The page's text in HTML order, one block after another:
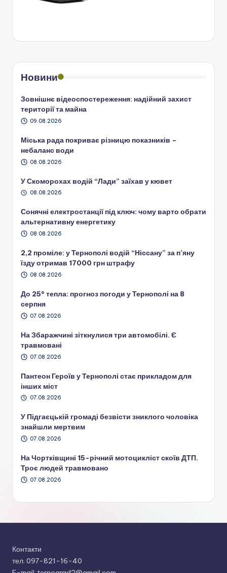
Новини
Зовнішнє відеоспостереження: надійний захист
території та майна
09.08.2026
Міська рада покриває різницю показників –
небаланс води
08.08.2026
У Скоморохах водій “Лади” заїхав у кювет
08.08.2026
Сонячні електростанції під ключ: чому варто обрати
альтернативну енергетику
08.08.2026
2,2 проміле: у Тернополі водій “Ніссану” за п’яну
їзду отримав 17000 грн штрафу
08.08.2026
До 25° тепла: прогноз погоди у Тернополі на 8
серпня
07.08.2026
На Збаражчині зіткнулися три автомобілі. Є
травмовані
07.08.2026
Пантеон Героїв у Тернополі стає прикладом для
інших міст
07.08.2026
У Підгаєцькій громаді безвісти зниклого чоловіка
знайшли мертвим
07.08.2026
На Чортківщині 15-річний мотоцикліст скоїв ДТП.
Троє людей травмовано
07.08.2026
Контакти
тел. 097-821-16-40